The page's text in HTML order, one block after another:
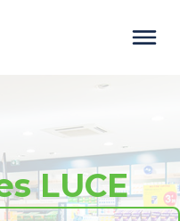
LUCE